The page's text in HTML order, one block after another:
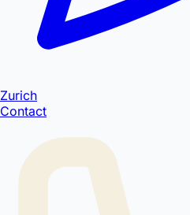
Zurich
Contact